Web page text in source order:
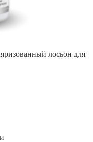
лосьон для